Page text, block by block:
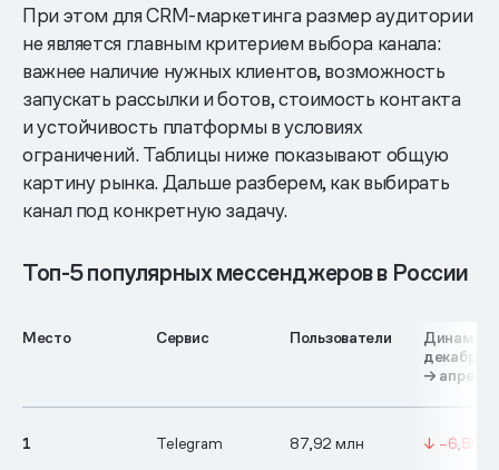
При этом для CRM-маркетинга размер аудитории
не является главным критерием выбора канала:
важнее наличие нужных клиентов, возможность
запускать рассылки и ботов, стоимость контакта
и устойчивость платформы в условиях
ограничений. Таблицы ниже показывают общую
картину рынка. Дальше разберем, как выбирать
канал под конкретную задачу.
Топ-5 популярных мессенджеров в России
Место Сервис Пользователи
декабрь
→ апрель
1 Telegram 87,92 млн ↓ –6,5%